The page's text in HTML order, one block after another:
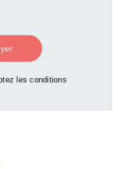
les conditions